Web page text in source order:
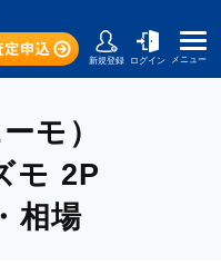
新規登録 ログイン メニュー
モ）
モ 2P
相場